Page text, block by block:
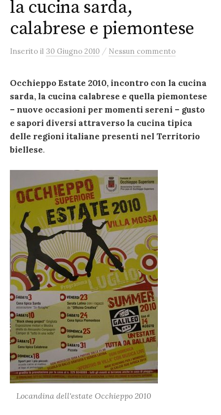
la cucina sarda,
calabrese e piemontese
Inserito il 30 Giugno 2010 / Nessun commento
Occhieppo Estate 2010, incontro con la cucina
sarda, la cucina calabrese e quella piemontese
– nuove occasioni per momenti sereni – gusto
e sapori diversi attraverso la cucina tipica
delle regioni italiane presenti nel Territorio
biellese.
Locandina dell'estate Occhieppo 2010